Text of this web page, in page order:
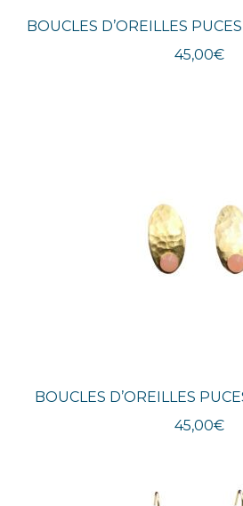
BOUCLES D’OREILLES
45,00€
BOUCLES D’OREILLES
45,00€